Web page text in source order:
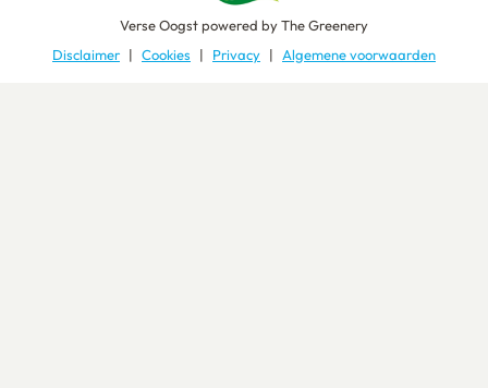
Verse Oogstpowered byThe Greenery
Disclaimer
Cookies Privacy Algemene voorwaarden